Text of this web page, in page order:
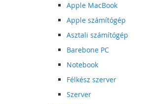
Apple MacBook
Apple számítógép
Asztali számítógép
Barebone PC
Notebook
Félkész szerver
Szerver